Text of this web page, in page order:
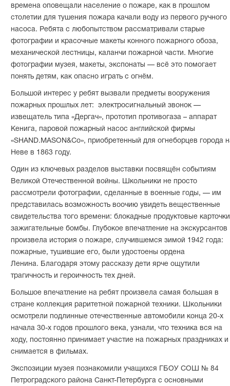
времена оповещали население о пожаре, как в прошлом
столетии для тушения пожара качали воду из первого ручного
насоса. Ребята с любопытством рассматривали старые
фотографии и красочные макеты конного пожарного обоза,
механической лестницы, каланчи пожарной части. Многие
фотографии музея, макеты, экспонаты — всё это помогает
понять детям, как опасно играть с огнём.
Большой интерес у ребят вызвали предметы вооружения
пожарных прошлых лет: электросигнальный звонок —
извещатель типа «Дергач», прототип противогаза – аппарат
Кенига, паровой пожарный насос английской фирмы
«SHAND.MASON&Co», приобретенный для огнеборцев города
Неве в 1863 году.
Один из ключевых разделов выставки посвящён событиям
Великой Отечественной войны. Школьники не просто
рассмотрели фотографии, сделанные в военные годы, — им
представилась возможность воочию увидеть вещественные
свидетельства того времени: блокадные продуктовые
зажигательные бомбы. Глубокое впечатление на экскурсантов
произвела история о пожаре, случившемся зимой 1942 года:
пожарные, тушившие его, были удостоены ордена
Ленина. Благодаря этому рассказу дети ярче ощутили
трагичность и героичность тех дней.
Большое впечатление на ребят произвела самая большая в
стране коллекция раритетной пожарной техники. Школьники
осмотрели подлинные отечественные автомобили конца 20-х
начала 30-х годов прошлого века, узнали, что техника вся на
ходу, постоянно принимает участие на пожарных праздниках и
снимается в фильмах.
Экспозиции музея познакомили учащихся ГБОУ СОШ № 84
Петроградского района Санкт-Петербурга с основными